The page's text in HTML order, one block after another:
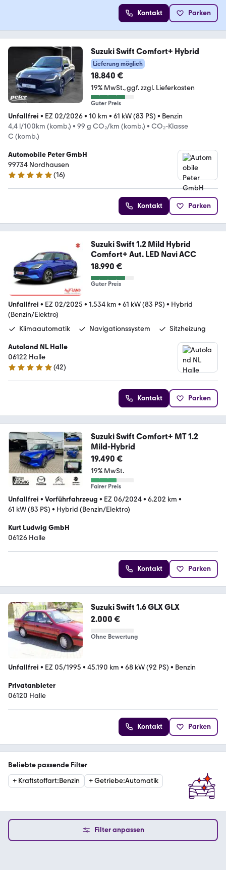
Kontakt Parken
Suzuki Swift Comfort+ Hybrid
Lieferung möglich
18.840 €
19% MwSt. ggf. zzgl. Lieferkosten
Guter Preis
Unfallfrei • EZ 02/2026• 10 km • 61 kW (83 PS) • Benzin
4,4 l/100km (komb.) • 99 g CO₂/km (komb.) • CO₂-Klasse
C (komb.)
Automobile Peter GmbH
99734 Nordhausen
5 Sterne
(16)
Kontakt Parken
Suzuki Swift 1.2 Mild Hybrid
Comfort+ Aut. LED Navi ACC
18.990 €
Guter Preis
Unfallfrei • EZ 02/2025 • 1.534 km • 61 kW (83 PS) • Hybrid
(Benzin/Elektro)
Klimaautomatik
Navigationssystem Sitzheizung
Autoland NL Halle
06122 Halle
4.8 Sterne
(42)
Kontakt Parken
Suzuki Swift Comfort+ MT 1.2
Mild-Hybrid
19.490 €
19% MwSt.
Fairer Preis
Unfallfrei • Vorführfahrzeug • EZ 06/2024• 6.202 km •
61 kW (83 PS) • Hybrid (Benzin/Elektro)
Kurt Ludwig GmbH
06126 Halle
Kontakt Parken
Suzuki Swift 1.6 GLX GLX
2.000 €
Ohne Bewertung
Unfallfrei • EZ 05/1995 • 45.190 km • 68 kW (92 PS) • Benzin
Privatanbieter
06120 Halle
Kontakt Parken
Beliebte passende Filter
+ Kraftstoffart:Benzin +Getriebe:Automatik
Filter anpassen